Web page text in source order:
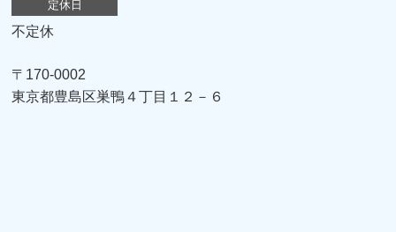
定休日
不定休
〒170-0002
東京都豊島区巣鴨４丁目１２－６